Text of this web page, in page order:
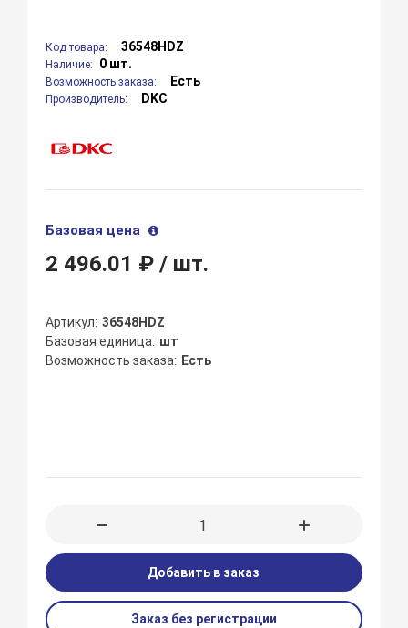
Код товара: 36548HDZ
Наличие: 0 шт.
Возможность заказа: Есть
Производитель: DKC
Базовая цена
2 496.01 ₽/ шт.
Артикул 36548HDZ
Базовая единица шт
Возможность заказа
Есть
Добавить в заказ
Заказ без регистрации